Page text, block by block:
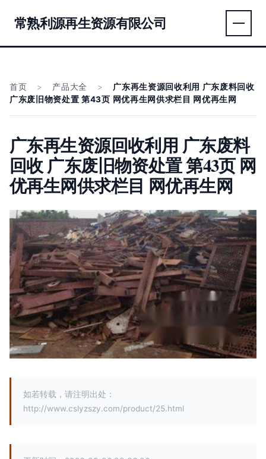
常熟利源再生资源有限公司
首页 > 产品大全 >
广东再生资源回收利用 广东废料回收
广东废旧物资处置 第43页 网优再生网供求栏目 网优再生网
广东再生资源回收利用 广东废料
回收 广东废旧物资处置 第43页 网
优再生网供求栏目 网优再生网
如若转载，请注明出处：
http://www.cslyzszy.com/product/25.html